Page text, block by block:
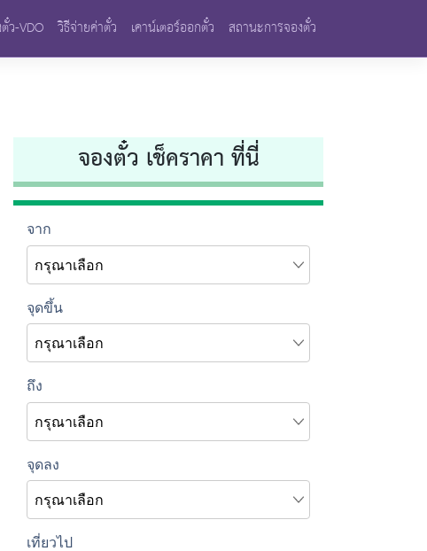
ว-VDO วิธีจ่ายค่าตั๋ว เคาน์เตอร์ออกตั๋ว สถานะการจองตั๋ว
จองตั๋ว เช็คราคา ที่นี่